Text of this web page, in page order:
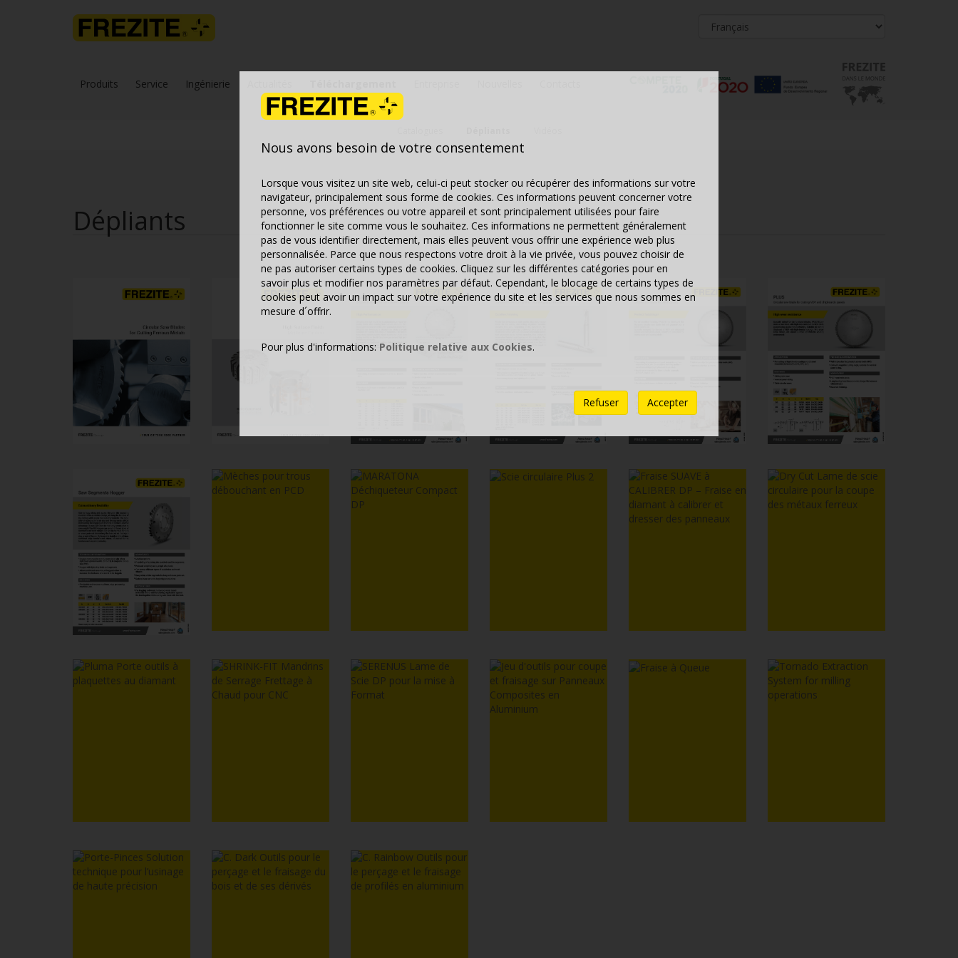
Produits Service Ingénierie
Dépliants
Nous avons besoin de votre consentement
Lorsque vous visitez un site web, celui-ci peut stocker ou récupérer des informations sur votre
navigateur, principalement sous forme de cookies. Ces informations peuvent concerner votre
personne, vos préférences ou votre appareil et sont principalement utilisées pour faire
fonctionner le site comme vous le souhaitez. Ces informations ne permettent généralement
pas de vous identifier directement, mais elles peuvent vous offrir une expérience web plus
personnalisée. Parce que nous respectons votre droit à la vie privée, vous pouvez choisir de
ne pas autoriser certains types de cookies. Cliquez sur les différentes catégories pour en
savoir plus et modifier nos paramètres par défaut. Cependant, le blocage de certains types de
cookies peut avoir un impact sur votre expérience du site et les services que nous sommes en
mesure d´offrir.
Pour plus d'informations: Politique relative aux Cookies.
Refuser Accepter